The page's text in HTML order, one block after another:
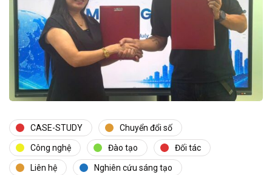
CASE-STUDY Chuyển đổi số
Công nghệ Đào tạo Đối tác
Liên hệ Nghiên cứu sáng tạo